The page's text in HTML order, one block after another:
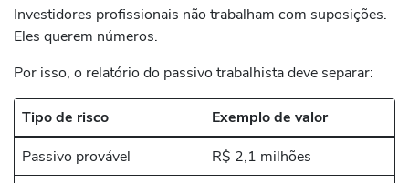
Investidores profissionais não trabalham com suposições.
Eles querem números.
Por isso, o relatório do passivo trabalhista deve separar:
Tipo de risco
Exemplo de valor
Passivo provável
R$ 2,1 milhões